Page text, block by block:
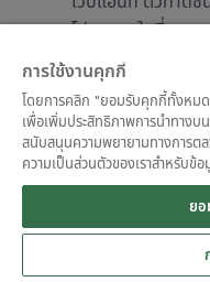
โปรแกรมใดที่สามา
รายการต่อวินาที
งานและ/หรือการท
ซอฟต์แวร์
ใช้โรบ็อท สไปเดอ
หรืออุปกรณ์ หรือขั้
อื่นใดเพื่อกู้คืน จัดท
โดยประการใดเพื่
เว็บไซต์
บริการหรือเนื้อหา
การใช้งานคุกกี้
โดยการคลิก "ยอมรับคุกกี้ทั้งห
เพื่อเพิ่มประสิทธิภาพการนำทางบน
สนับสนุนความพยายามทางการตล
ความเป็นส่วนตัวของเราสำหรับข้
ยอ